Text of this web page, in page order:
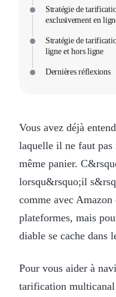
Stratégie de
exclusivement en
Stratégie de
ligne et hors ligne
Dernières réflexions
Vous avez déjà
laquelle il ne faut pas
même panier.
lorsqu&rsquo;il
comme avec
plateformes, mais
diable se cache dans
Pour vous aider à
tarification